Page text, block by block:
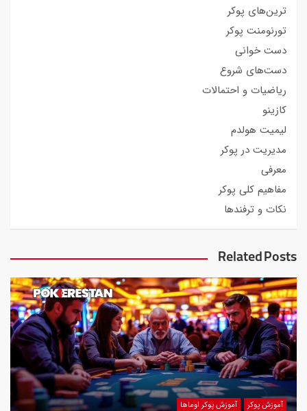
ترین‌های پوکر
تورنومنت پوکر
دست خوانی
دست‌های شروع
ریاضیات و احتمالات
کازینو
لیمیت هولدم
مدیریت در پوکر
معرفی
مفاهیم کلی پوکر
نکات و ترفندها
Related Posts
آموزش پوکر آموزش پوکر اوماها